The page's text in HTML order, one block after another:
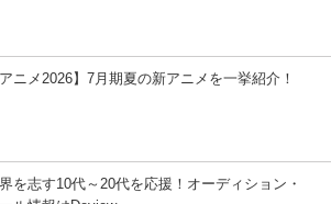
アニメ2026】7月期夏の新アニメを一挙紹介！
を志す10代～20代を応援！オーディション・